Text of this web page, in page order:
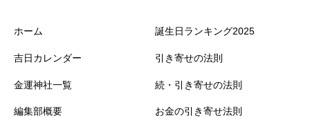
ホーム
吉日カレンダー
金運神社一覧
編集部概要
誕生日ランキング2025
引き寄せの法則
続・引き寄せの法則
お金の引き寄せ法則